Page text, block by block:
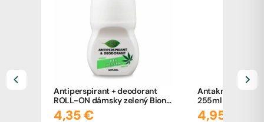
Antiperspirant + deodorant
ROLL-ON dámsky zelený Bione
80ml
4,35 €
Antakne čistiace
255ml
4,95 €